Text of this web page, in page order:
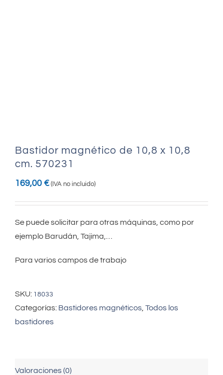
Bastidor magnético de 10,8 x 10,8
cm. 570231
169,00 € (IVA no incluido)
Se puede solicitar para otras máquinas, como por
ejemplo Barudán, Tajima,…
Para varios campos de trabajo
SKU: 18033
Categorías: Bastidores magnéticos Todos los
bastidores
Valoraciones (0)